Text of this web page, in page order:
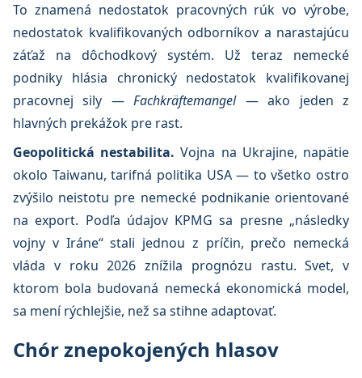
To znamená nedostatok pracovných rúk vo výrobe,
nedostatok kvalifikovaných odborníkov a narastajúcu
záťaž na dôchodkový systém. Už teraz nemecké
podniky hlásia chronický nedostatok kvalifikovanej
pracovnej sily —Fachkräftemangel— ako jeden z
hlavných prekážok pre rast.
Geopolitická nestabilita. Vojna na Ukrajine, napätie
okolo Taiwanu, tarifná politika USA — to všetko ostro
zvýšilo neistotu pre nemecké podnikanie orientované
na export. Podľa údajov KPMG sa presne „následky
vojny v Iráne“ stali jednou z príčin, prečo nemecká
vláda v roku 2026 znížila prognózu rastu. Svet, v
ktorom bola budovaná nemecká ekonomická model,
sa mení rýchlejšie, než sa stihne adaptovať.
Chór znepokojených hlasov